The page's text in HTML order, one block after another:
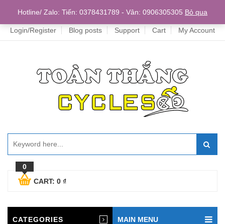
Home
Login/Register Blog posts Support Cart My Account
0
CART: 0 ₫
CATEGORIES MAIN MENU
Hotline/ Zalo: Tiến: 0378431789 - Vân: 0906305305 Bỏ qua